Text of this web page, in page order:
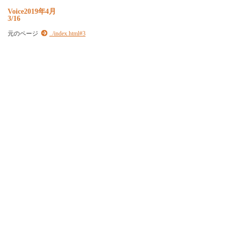
Voice2019年4月
3/16
元のページ ../index.html#3